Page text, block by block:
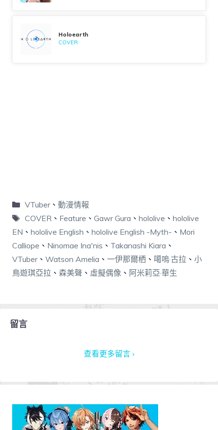
Holoearth
COVER
VTuber、 動漫情報
COVER、 Feature 、 Gawr Gura 、 hololive 、 hololive
EN 、 hololive English 、 hololive English -Myth- 、 Mori
Calliope 、 Ninomae Ina'nis 、 Takanashi Kiara 、
VTuber、 Watson Amelia 、 一伊那爾栖 、 噶嗚·古拉 、 小
鳥遊琪亞拉 、 森美聲 、 虛擬偶像 、 阿米莉亞·華生
留言
查看更多留言 ›